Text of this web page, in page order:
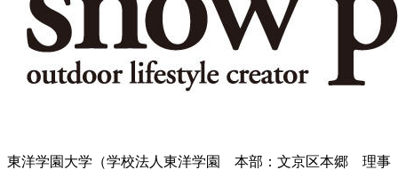
東洋学園大学（学校法人東洋学園 本部：文京区本郷 理事